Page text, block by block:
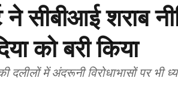
ने सीबीआई शराब
को बरी किया
दलीलों में अंदरूनी विरोधाभासों पर